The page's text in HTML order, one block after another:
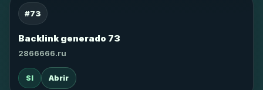
#73
Backlink generado 73
2866666.ru
SI Abrir